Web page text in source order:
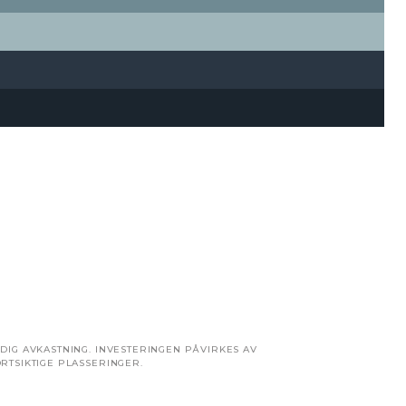
AVKASTNING. INVESTERINGEN PÅVIRKES AV
PLASSERINGER.